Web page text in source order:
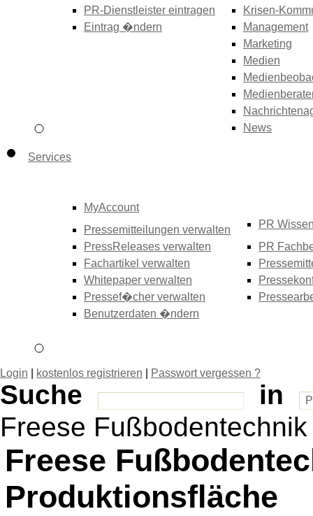
PR-Dienstleister eintragen
Eintrag �ndern
Krisen-
Management
Marketing
Medien
News
Services
MyAccount
Pressemitteilungen verwalten
PressReleases verwalten
Fachartikel verwalten
Whitepaper verwalten
Pressef�cher verwalten
Benutzerdaten �ndern
PR
PR
Login kostenlos registrieren Passwort vergessen ?
Suche
in
Freese
Freese
Produktionsfläche